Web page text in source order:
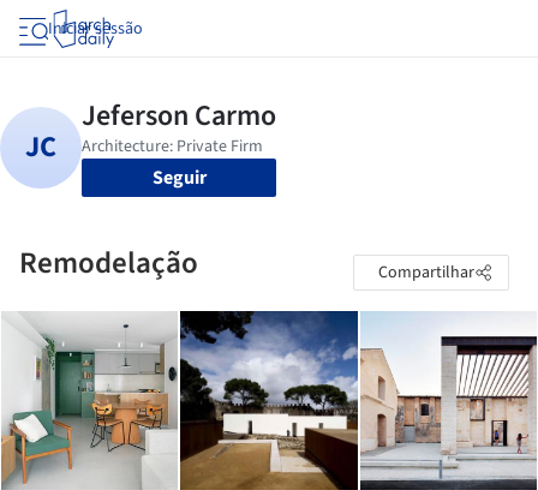
Iniciar sessão
Seguir
Remodelação Compartilhar